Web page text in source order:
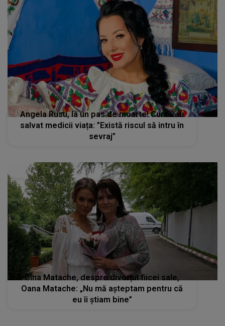
Angela Rusu, la un pas de moarte! Cum i-au
salvat medicii viața: ”Există riscul să intru în
sevraj”
Gina Matache, despre divorțul fiicei sale,
Oana Matache: „Nu mă așteptam pentru că
eu îi știam bine”